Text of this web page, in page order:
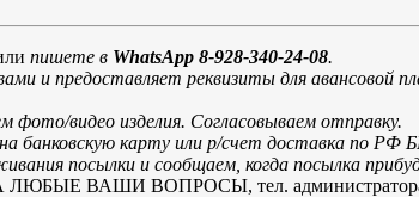
пишете в WhatsApp 8-928-340-24-08.
и предоставляет реквизиты для авансовой
фото/видео изделия. Согласовываем отправку.
банковскую карту или р/счет доставка по
посылки и сообщаем, когда посылка
ВАШИ ВОПРОСЫ, тел. администратора